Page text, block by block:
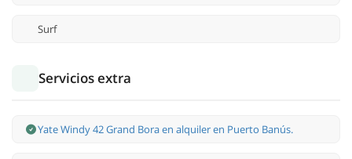
Surf
Servicios extra
Yate Windy 42 Grand Bora en alquiler en Puerto Banús.